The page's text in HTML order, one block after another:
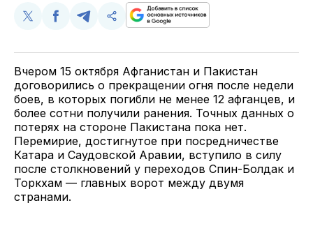
Поделиться
Twitter
Поделиться
Facebook
Поделиться
Telegram
Скопируйте
поделитесь
ссылкой
Вчером 15 октября Афганистан и Пакистан
договорились о прекращении огня после недели
боев, в которых погибли не менее 12 афганцев, и
более сотни получили ранения. Точных данных о
потерях на стороне Пакистана пока нет.
Перемирие, достигнутое при посредничестве
Катара и Саудовской Аравии, вступило в силу
после столкновений у переходов Спин-Болдак и
Торкхам — главных ворот между двумя
странами.